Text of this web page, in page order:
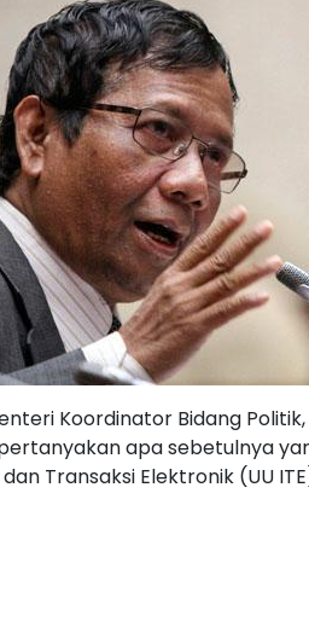
Koordinator Bidang
apa sebetulnya
Transaksi Elektronik (UU